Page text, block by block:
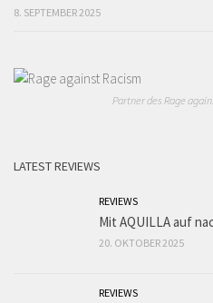
8. SEPTEMBER 2025
Partner des Rage
LATEST REVIEWS
REVIEWS
Mit AQUILLA auf
20. OKTOBER 2025
REVIEWS